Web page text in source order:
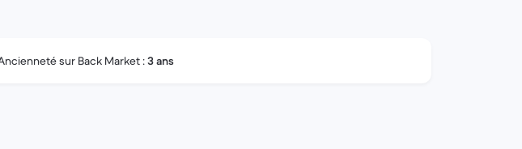
sur Back Market :3 ans